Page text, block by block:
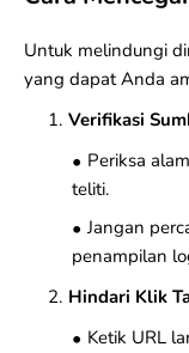
Untuk melindungi
yang dapat Anda
Verifikasi
Periksa
teliti.
Jangan
penampilan
Hindari Klik
Ketik URL